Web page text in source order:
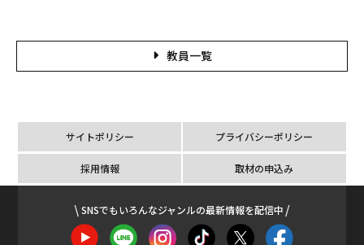
教員一覧
サイトポリシー プライバシーポリシー
採用情報 取材の申込み
SNSでもいろんなジャンルの最新情報を配信中